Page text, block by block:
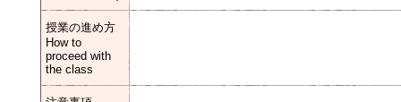
授業の進め方
How to
proceed with
the class